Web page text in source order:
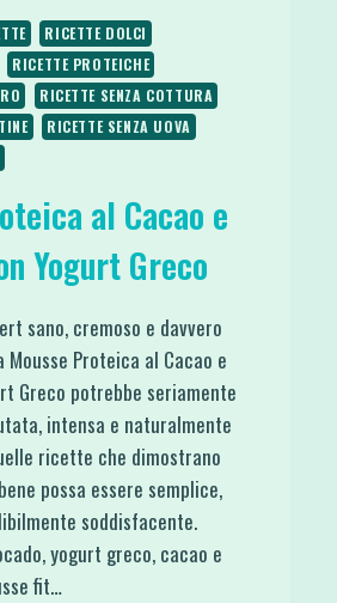
RICETTE DOLCI
RICETTE PROTEICHE
RICETTE SENZA COTTURA
RICETTE SENZA UOVA
al Cacao e
Yogurt Greco
sano, cremoso e davvero
Mousse Proteica al Cacao e
Greco potrebbe seriamente
intensa e naturalmente
ricette che dimostrano
possa essere semplice,
soddisfacente.
yogurt greco, cacao e
fit…